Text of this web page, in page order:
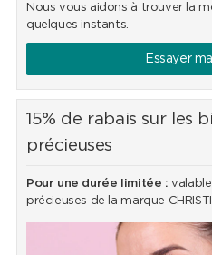
Nous vous aidons à trouver la
quelques instants.
Essayer
15% de rabais sur les
précieuses
Pour une durée limitée :
précieuses de la marque